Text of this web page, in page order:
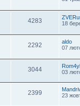
4283
18
2292
aldo
07
3044
03
2399
23